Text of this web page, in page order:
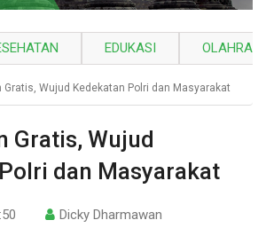
EDUKASI
Gratis, Wujud Kedekatan Polri dan Masyarakat
Gratis, Wujud
dan Masyarakat
Dicky Dharmawan